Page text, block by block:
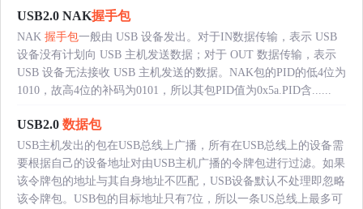
USB2.0 NAK握手包
NAK 握手包一般由 USB 设备发出。对于IN数据传输，表示 USB
设备没有计划向 USB 主机发送数据；对于 OUT 数据传输，表示
USB 设备无法接收 USB 主机发送的数据。NAK包的PID的低4位为
1010，故高4位的补码为0101，所以其包PID值为0x5a.PID含......
USB2.0 数据包
USB主机发出的包在USB总线上广播，所有在USB总线上的设备需
要根据自己的设备地址对由USB主机广播的令牌包进行过滤。如果
该令牌包的地址与其自身地址不匹配，USB设备默认不处理即忽略
该令牌包。USB包的目标地址只有7位，所以一条US总线上最多可